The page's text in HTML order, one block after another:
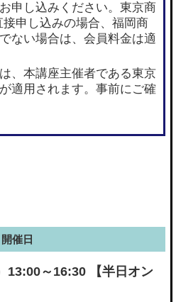
申し込みください。東京商
申し込みの場合、福岡商
ない場合は、会員料金は適
、本講座主催者である東京
適用されます。事前にご確
開催日
13:00～16:30 【半日オン